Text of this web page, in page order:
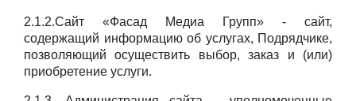
2.1.2.Сайт «Фасад Медиа Групп» - сайт,
содержащий информацию об услугах, Подрядчике,
позволяющий осуществить выбор, заказ и (или)
приобретение услуги.